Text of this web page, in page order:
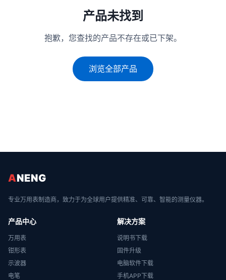
产品未找到
抱歉，您查找的产品不存在或已下架。
浏览全部产品
ANENG
专业万用表制造商，致力于为全球用户提供精准、可靠、智能的测量仪器。
产品中心
万用表
钳形表
示波器
电笔
解决方案
说明书下载
固件升级
电脑软件下载
手机APP下载